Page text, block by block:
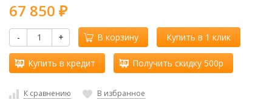
67 850 ₽
- + В корзину Купить в 1 клик
Купить в кредит Получить скидку 500р
К сравнению В избранное